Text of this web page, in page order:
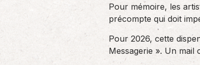
Pour mémoire, les
précompte qui doit
Pour 2026, cette
Messagerie ». Un mail